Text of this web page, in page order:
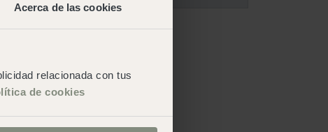
Acerca de las cookies
relacionada con tus
de cookies